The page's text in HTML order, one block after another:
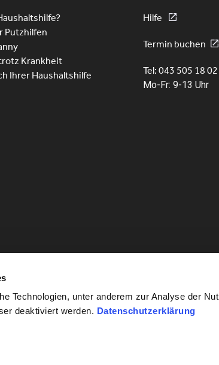
Technologien, unter anderem zur Analyse der
deaktiviert werden. Datenschutzerklärung
Putzhilfen
Krankheit
Ihrer Haushaltshilfe
Hilfe
Termin buchen
Tel: 043 505 18 02
Mo-Fr: 9-13 Uhr